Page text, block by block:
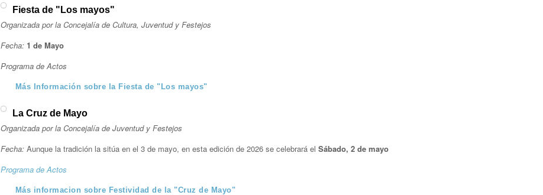
Fiesta de "Los mayos"
Organizada por la Concejalía de Cultura, Juventud y Festejos
Fecha: 1 de Mayo
Programa de Actos
Más Información sobre la Fiesta de "Los mayos"
La Cruz de Mayo
Organizada por la Concejalía de Juventud y Festejos
Fecha: Aunque la tradición la sitúa en el 3 de mayo, en esta edición de 2026 se celebrará el Sábado, 2 de mayo
Programa de Actos
Más informacion sobre Festividad de la "Cruz de Mayo"